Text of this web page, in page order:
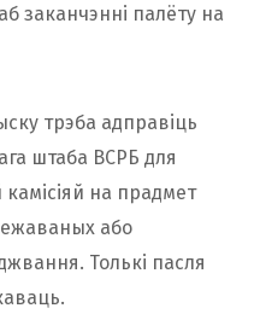
заканчэнні палёту на
трэба адправіць
штаба ВСРБ для
на прадмет
або
Толькі пасля